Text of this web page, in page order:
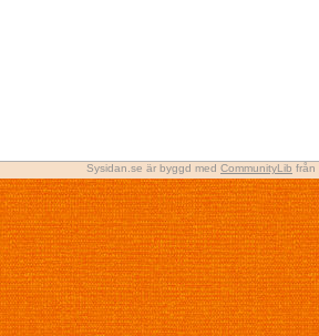
Sysidan.se är byggd med CommunityLib från